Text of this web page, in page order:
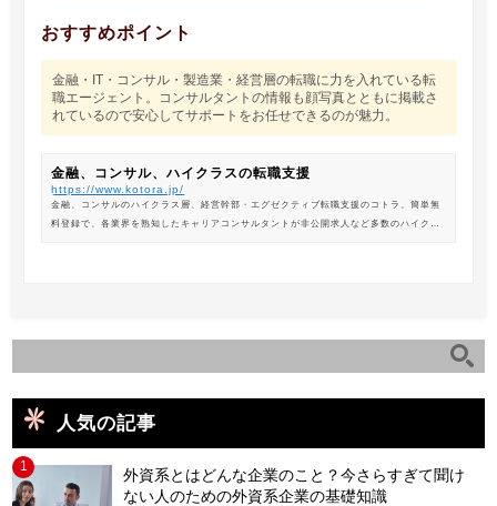
おすすめポイント
金融・IT・コンサル・製造業・経営層の転職に力を入れている転
職エージェント。コンサルタントの情報も顔写真とともに掲載さ
れているので安心してサポートをお任せできるのが魅力。
金融、コンサル、ハイクラスの転職支援
https://www.kotora.jp/
金融、コンサルのハイクラス層、経営幹部・エグゼクティブ転職支援のコトラ。簡単無
料登録で、各業界を熟知したキャリアコンサルタントが非公開求人など多数のハイクラ
人気の記事
1
外資系とはどんな企業のこと？今さらすぎて聞け
ない人のための外資系企業の基礎知識